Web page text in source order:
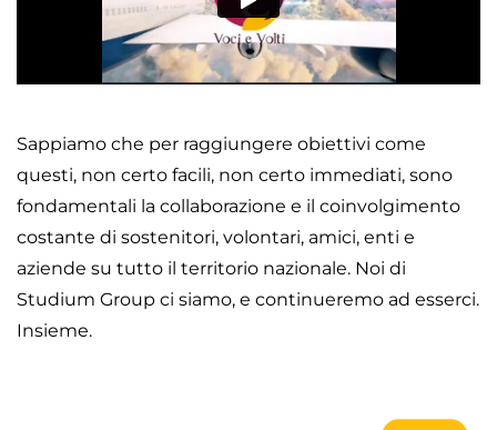
Sappiamo che per raggiungere obiettivi come
questi, non certo facili, non certo immediati, sono
fondamentali la collaborazione e il coinvolgimento
costante di sostenitori, volontari, amici, enti e
aziende su tutto il territorio nazionale. Noi di
Studium Group ci siamo, e continueremo ad esserci.
Insieme.